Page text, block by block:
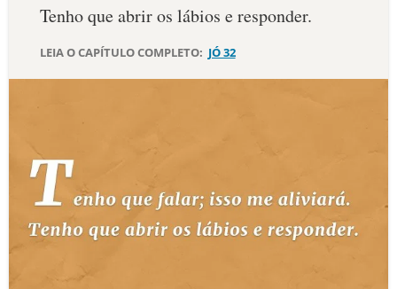
PALAVRA DO DIA
10 MANDAMENTOS
ESTUDOS BÍBLICOS
ESBOÇOS DE PREGAÇÃO
Tenho que abrir os lábios e responder.
LEIA O CAPÍTULO COMPLETO: JÓ 32